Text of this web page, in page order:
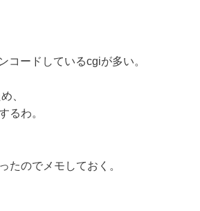
コードしているcgiが多い。
、
るわ。
たのでメモしておく。